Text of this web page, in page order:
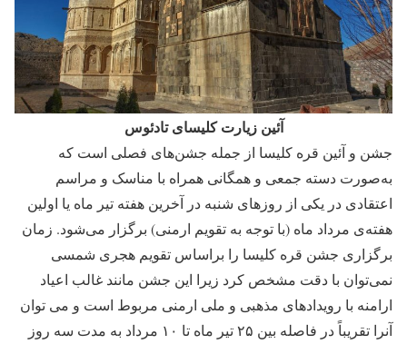
آئین زیارت کلیسای تادئوس
جشن و آئین قره کلیسا از جمله جشن‌های فصلی است که
به‌صورت دسته جمعی و همگانی همراه با مناسک و مراسم
اعتقادی در یکی از روزهای شنبه در آخرین هفته تیر ماه یا اولین
هفته‌ی مرداد ماه (با توجه به تقویم ارمنی) برگزار می‌شود. زمان
برگزاری جشن قره کلیسا را براساس تقویم هجری شمسی
نمی‌توان با دقت مشخص کرد زیرا این جشن مانند غالب اعیاد
ارامنه با رویدادهای مذهبی و ملی ارمنی مربوط است و می توان
آنرا تقریباً در فاصله بین ۲۵ تیر ماه تا ۱۰ مرداد به مدت سه روز